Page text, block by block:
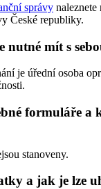
správy naleznete
České republiky.
nutné mít s
je úřední osoba
formuláře a
stanoveny.
a jak je lze